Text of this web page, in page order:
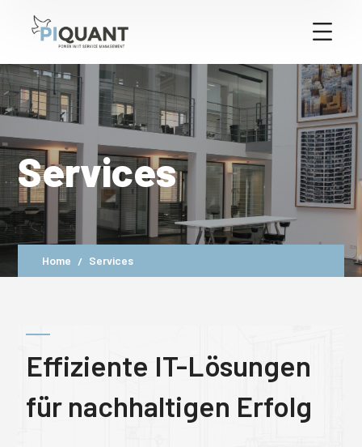
Services
Home Services
Effiziente IT-Lösungen
für nachhaltigen Erfolg